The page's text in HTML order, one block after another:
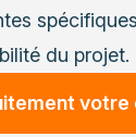
du projet.
votre